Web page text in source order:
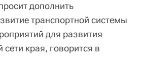
дополнить
транспортной системы
для развития
края, говорится в